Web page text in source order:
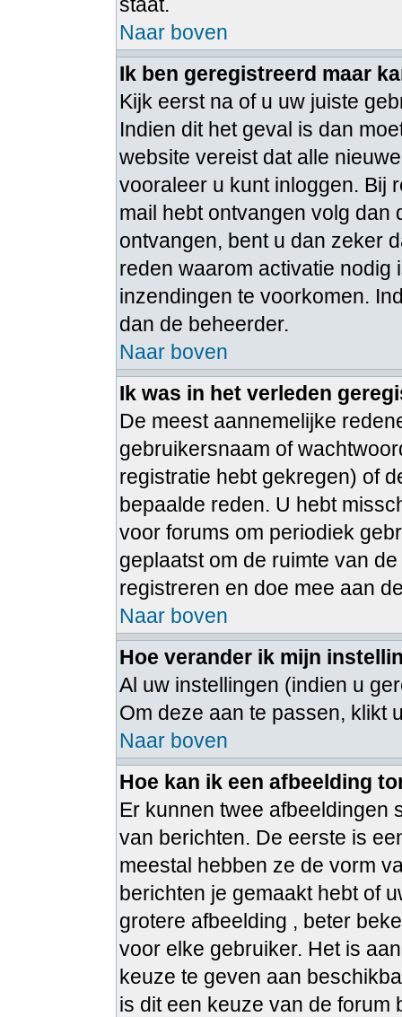
Naar boven
Ik ben geregistreerd maar
Kijk eerst na of u uw juiste
Indien dit het geval is dan
website vereist dat alle
vooraleer u kunt inloggen. Bij
mail hebt ontvangen volg dan
ontvangen, bent u dan zeker
reden waarom activatie nodig
inzendingen te voorkomen.
dan de beheerder.
Naar boven
Ik was in het verleden
De meest aannemelijke
gebruikersnaam of
registratie hebt gekregen) of
bepaalde reden. U hebt
voor forums om periodiek
geplaatst om de ruimte van
registreren en doe mee aan
Naar boven
Hoe verander ik mijn
Al uw instellingen (indien u
Om deze aan te passen, klikt
Naar boven
Hoe kan ik een afbeelding
Er kunnen twee afbeeldingen
van berichten. De eerste is
meestal hebben ze de vorm
berichten je gemaakt hebt of
grotere afbeelding , beter
voor elke gebruiker. Het is
keuze te geven aan
is dit een keuze van de forum